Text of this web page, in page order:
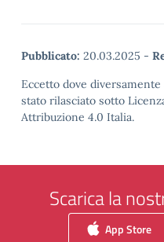
Pubblicato: 20.03.2025 -
Eccetto dove
stato rilasciato sotto
Attribuzione 4.0 Italia.
Scarica la
App Store